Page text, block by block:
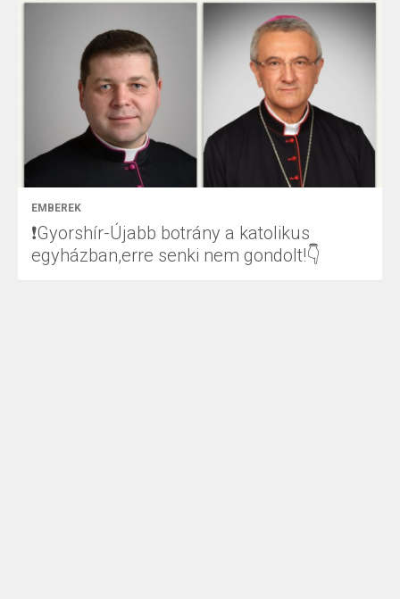
EMBEREK
❗Gyorshír-Újabb botrány a katolikus
egyházban,erre senki nem gondolt!👇